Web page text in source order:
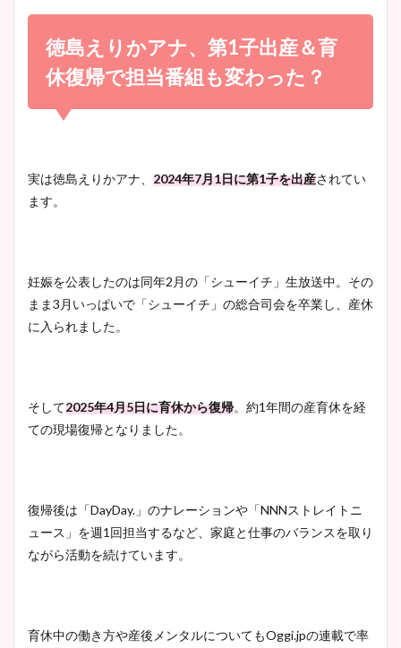
宇賀神メグアナのニット画像
まとめ！足も美脚でカップも
凄い！
池谷実悠アナのメガネ画像が
小室瑛莉子のカップ画像まと
め！足が美脚でニット衣装も
かわいい！
wikiプロフもチェック！
プ画像まとめ！同期や実家に
wikiプロフも！
ニット衣装まとめ！美足の筋
鈴木唯の太ってた時の体重が
ヤバすぎww原因や痩せたダ
徳島えりかアナ、第1子出産＆育
休復帰で担当番組も変わった？
実は徳島えりかアナ、 2024年7月1日に第1子を出産されてい
ます。
妊娠を公表したのは同年2月の「シューイチ」生放送中。その
まま3月いっぱいで「シューイチ」の総合司会を卒業し、産休
に入られました。
そして2025年4月5日に育休から復帰。約1年間の産育休を経
ての現場復帰となりました。
復帰後は「DayDay.」のナレーションや「NNNストレイトニ
ュース」を週1回担当するなど、家庭と仕事のバランスを取り
ながら活動を続けています。
育休中の働き方や産後メンタルについてもOggi.jpの連載で率